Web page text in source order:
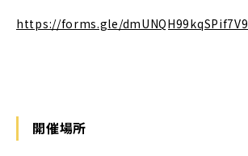
https://forms.gle/dmUNQH99kqSPif7V9
開催場所